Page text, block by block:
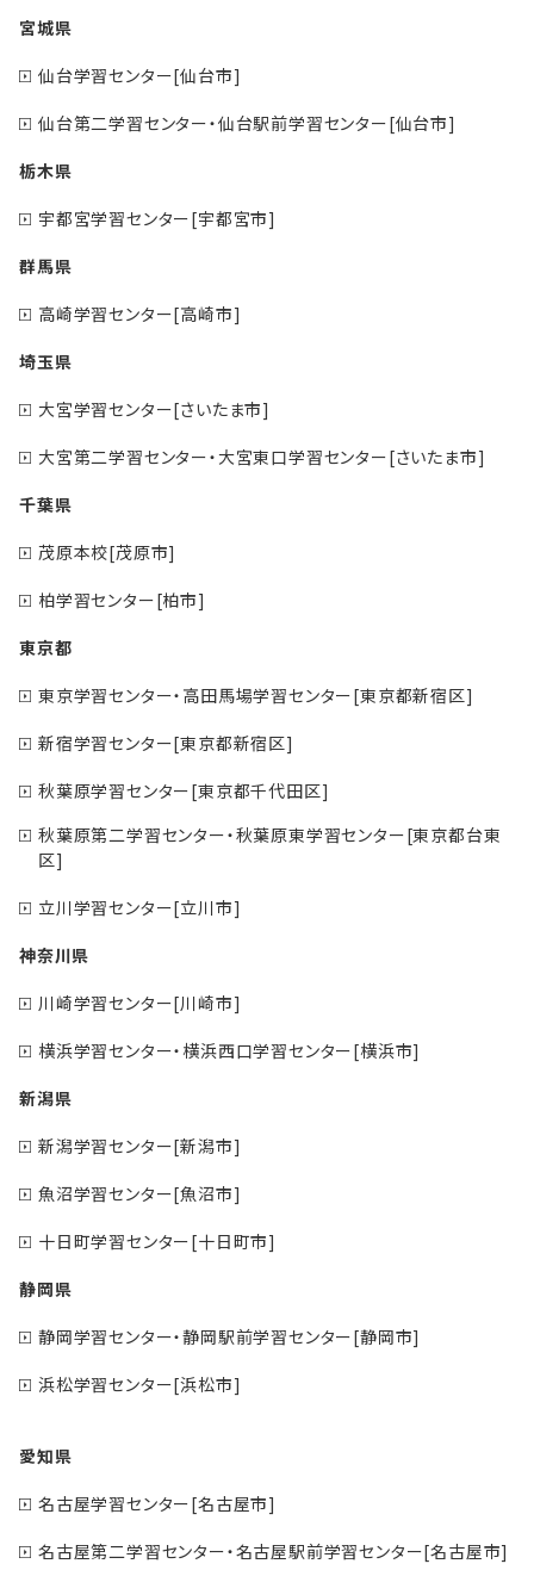
宮城県
仙台学習センター[仙台市]
仙台第二学習センター・仙台駅前学習センター[仙台市]
栃木県
宇都宮学習センター[宇都宮市]
群馬県
高崎学習センター[高崎市]
埼玉県
大宮学習センター[さいたま市]
大宮第二学習センター・大宮東口学習センター[さいたま市]
千葉県
茂原本校[茂原市]
柏学習センター[柏市]
東京都
東京学習センター・高田馬場学習センター[東京都新宿区]
新宿学習センター[東京都新宿区]
秋葉原学習センター[東京都千代田区]
秋葉原第二学習センター・秋葉原東学習センター[東京都台東
区]
立川学習センター[立川市]
神奈川県
川崎学習センター[川崎市]
横浜学習センター・横浜西口学習センター[横浜市]
新潟県
新潟学習センター[新潟市]
魚沼学習センター[魚沼市]
十日町学習センター[十日町市]
静岡県
静岡学習センター・静岡駅前学習センター[静岡市]
浜松学習センター[浜松市]
愛知県
名古屋学習センター[名古屋市]
名古屋第二学習センター・名古屋駅前学習センター[名古屋市]